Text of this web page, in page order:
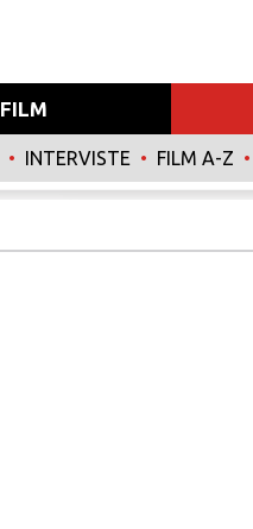
FILM
• INTERVISTE • FILM A-Z •